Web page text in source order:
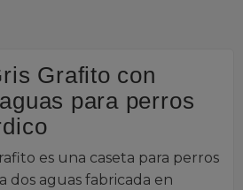
Grafito con
para perros
es una caseta para perros
dos aguas fabricada en